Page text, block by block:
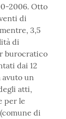
2006. Otto
di
3,5
di
burocratico
dai 12
un
atti,
per le
di